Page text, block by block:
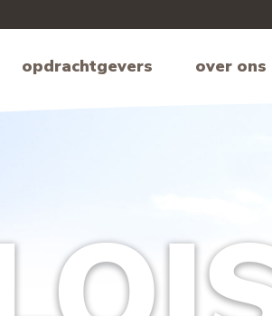
opdrachtgevers over ons